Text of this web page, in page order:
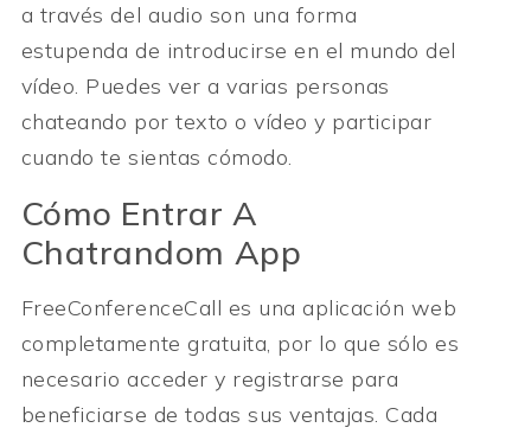
a través del audio son una forma
estupenda de introducirse en el mundo del
vídeo. Puedes ver a varias personas
chateando por texto o vídeo y participar
cuando te sientas cómodo.
Cómo Entrar A
Chatrandom App
FreeConferenceCall es una aplicación web
completamente gratuita, por lo que sólo es
necesario acceder y registrarse para
beneficiarse de todas sus ventajas. Cada